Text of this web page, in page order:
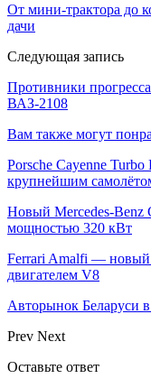
От мини-трактора до
дачи
Следующая запись
Противники
ВАЗ-2108
Вам также могут
Porsche Cayenne
крупнейшим
Новый Mercedes-Benz
мощностью 320 кВт
Ferrari Amalfi — новый
двигателем V8
Авторынок Беларуси
Prev Next
Оставьте ответ